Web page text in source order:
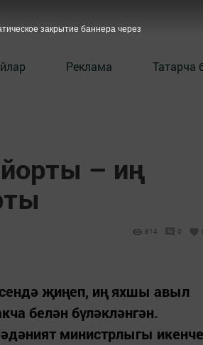
Реклама Татарча
– иң
814 0
җиңеп, иң яхшы авыл
белән бүләкләнгән.
министрлыгы икенче
закрытие баннера через